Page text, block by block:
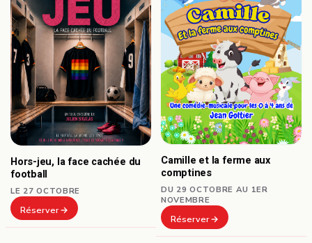
Hors-jeu, la face cachée du
football
LE 27 OCTOBRE
Réserver
Camille et la ferme aux
comptines
DU 29 OCTOBRE AU 1ER
NOVEMBRE
Réserver